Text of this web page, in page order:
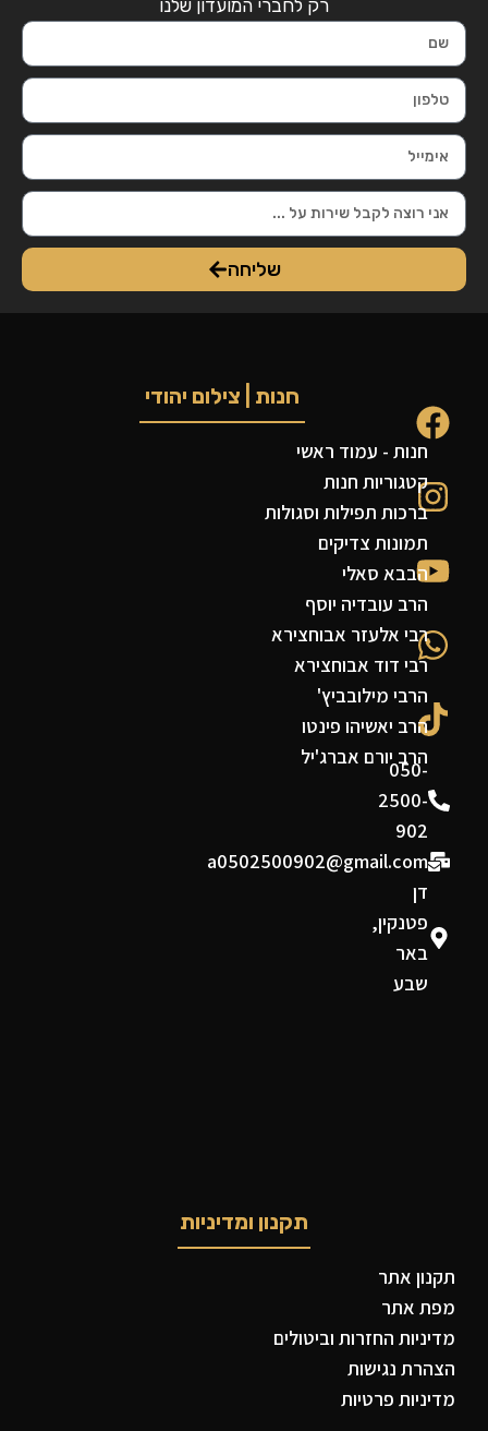
רק לחברי המועדון שלנו
שליחה
050-
2500-
902
a0502500902@gmail.com
דן
פטנקין,
באר
שבע
חנות | צילום יהודי
חנות - עמוד ראשי
קטגוריות חנות
ברכות תפילות וסגולות
תמונות צדיקים
הבבא סאלי
הרב עובדיה יוסף
רבי אלעזר אבוחצירא
רבי דוד אבוחצירא
הרבי מילובביץ'
הרב יאשיהו פינטו
הרב יורם אברג'יל
תקנון ומדיניות
תקנון אתר
מפת אתר
מדיניות החזרות וביטולים
הצהרת נגישות
מדיניות פרטיות